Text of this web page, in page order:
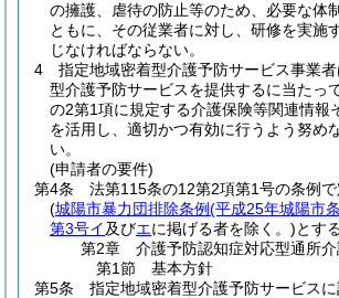
の擁護、虐待の防止等のため、必要な体
ともに、その従業者に対し、研修を実施
じなければならない。
4
指定地域密着型介護予防サービス事業
型介護予防サービスを提供するに当たっ
の2第1項に規定する介護保険等関連情報
を活用し、適切かつ有効に行うよう努め
い。
(申請者の要件)
第4条
法第115条の12第2項第1号の条例
(城陽市暴力団排除条例(平成25年城陽市
第3号イ及びエに掲げる者を除く。)とする
第2章
介護予防認知症対応型通所
第1節
基本方針
第5条
指定地域密着型介護予防サービス